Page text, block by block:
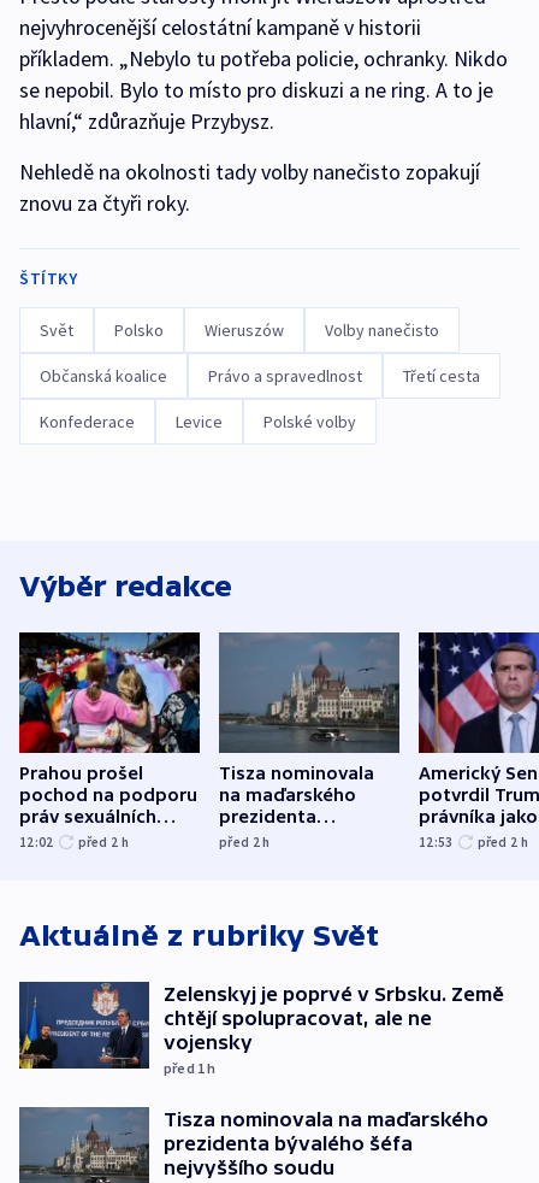
nejvyhrocenější celostátní kampaně v historii
příkladem. „Nebylo tu potřeba policie, ochranky. Nikdo
se nepobil. Bylo to místo pro diskuzi a ne ring. A to je
hlavní,“ zdůrazňuje Przybysz.
Nehledě na okolnosti tady volby nanečisto zopakují
znovu za čtyři roky.
ŠTÍTKY
Svět Polsko Wieruszów Volby nanečisto
Občanská koalice Právo a spravedlnost Třetí cesta
Konfederace Levice Polské volby
Výběr redakce
Prahou prošel
pochod na podporu
práv sexuálních
menšin
12:02 před 2 h
Tisza nominovala
na maďarského
prezidenta
bývalého šéfa
před 2h
Americký
potvrdil
právníka jako
ministra
12:53 před 2 h
Aktuálně z rubriky Svět
Zelenskyj je poprvé v Srbsku. Země
chtějí spolupracovat, ale ne
vojensky
před 1h
Tisza nominovala na maďarského
prezidenta bývalého šéfa
nejvyššího soudu